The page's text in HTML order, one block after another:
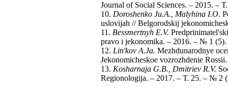
Journal of Social Sciences. – 2015. –
10. Doroshenko Ju.A., Malyhina I.O.
uslovijah // Belgorodskij
11. Bessmertnyh E.V.
pravo i jekonomika. – 2016. – № 1 (5).
12. Lin'kov A.Ja. Mezhdunarodnye
Jekonomicheskoe vozrozhdenie
13. Kosharnaja G.B., Dmitriev R.V.
Regionologija. – 2017. – Т. 25. – № 2